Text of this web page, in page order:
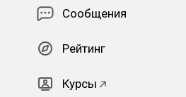
Сообщения
Рейтинг
Курсы